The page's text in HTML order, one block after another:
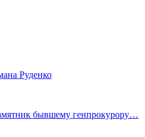
Руденко
бывшему генпрокурору…